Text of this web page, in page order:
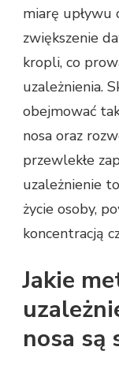
miarę upływu
zwiększenie
kropli, co
uzależnienia.
obejmować
nosa oraz
przewlekłe
uzależnienie
życie osoby,
koncentracją
Jakie
nosa są